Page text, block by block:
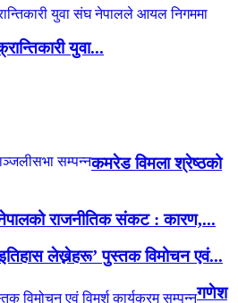
युवा...
कमरेड विमला श्रेष्ठको
नेपालको राजनीतिक संकट : कारण,...
लेख्नेहरू’ पुस्तक विमोचन एवं...
गणेश